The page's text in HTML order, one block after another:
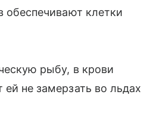
обеспечивают клетки
рыбу, в крови
не замерзать во льдах